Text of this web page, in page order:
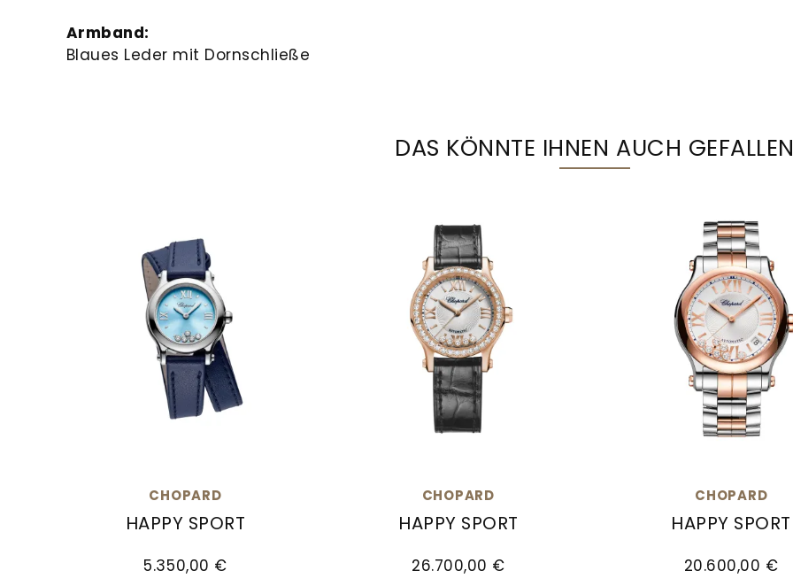
Armband:
Blaues Leder mit Dornschließe
DAS KÖNNTE IHNEN AUCH
CHOPARD
HAPPY SPORT
5.350,00 €
CHOPARD
HAPPY SPORT
26.700,00 €
CHOPARD
HAPPY SPORT
20.600,00 €